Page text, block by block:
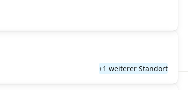
+1 weiterer Standort